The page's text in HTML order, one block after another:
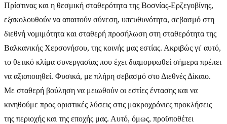
Πρίστινας και η θεσμική σταθερότητα της Βοσνίας-Ερζεγοβίνης,
εξακολουθούν να απαιτούν σύνεση, υπευθυνότητα, σεβασμό στη
διεθνή νομιμότητα και σταθερή προσήλωση στη σταθερότητα της
Βαλκανικής Χερσονήσου, της κοινής μας εστίας. Ακριβώς γι' αυτό,
το θετικό κλίμα συνεργασίας που έχει διαμορφωθεί σήμερα πρέπει
να αξιοποιηθεί. Φυσικά, με πλήρη σεβασμό στο Διεθνές Δίκαιο.
Με σταθερή βούληση να μειωθούν οι εστίες έντασης και να
κινηθούμε προς οριστικές λύσεις στις μακροχρόνιες προκλήσεις
της περιοχής και της εποχής μας. Αυτό, όμως, προϋποθέτει